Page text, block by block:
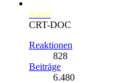
winni
CRT-DOC
Reaktionen
828
Beiträge
6.480